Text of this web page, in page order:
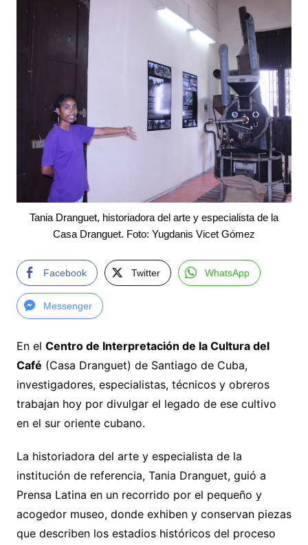
Tania Dranguet, historiadora del arte y especialista de la
Casa Dranguet. Foto: Yugdanis Vicet Gómez
Facebook Twitter WhatsApp
Messenger
En el Centro de Interpretación de la Cultura del
Café (Casa Dranguet) de Santiago de Cuba,
investigadores, especialistas, técnicos y obreros
trabajan hoy por divulgar el legado de ese cultivo
en el sur oriente cubano.
La historiadora del arte y especialista de la
institución de referencia, Tania Dranguet, guió a
Prensa Latina en un recorrido por el pequeño y
acogedor museo, donde exhiben y conservan piezas
que describen los estadios históricos del proceso